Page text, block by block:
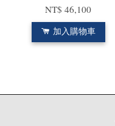
NT$ 46,100
加入購物車